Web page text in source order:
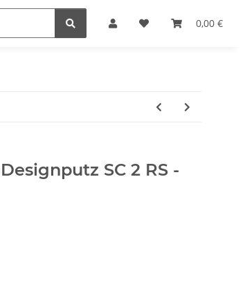
0,00 €
Einfach machen
SC 2 RS -